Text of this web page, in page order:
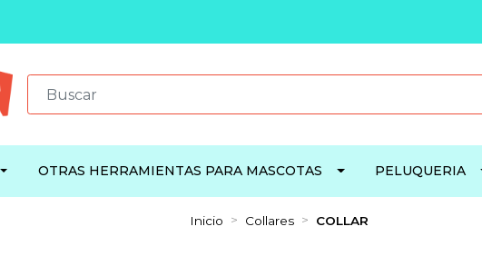
OTRAS HERRAMIENTAS PARA MASCOTAS PELUQUERIA
Inicio Collares COLLAR